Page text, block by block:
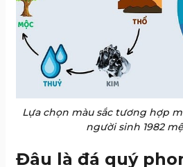
Lựa chọn màu sắc tương hợp
người sinh 1982
Đâu là đá quý